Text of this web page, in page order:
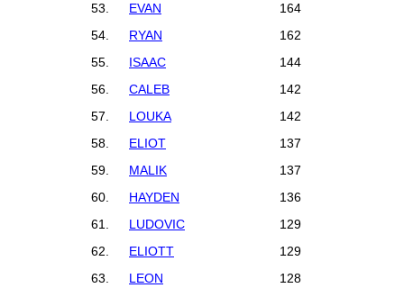
53.
EVAN
164
54.
RYAN
162
55.
ISAAC
144
56.
CALEB
142
57.
LOUKA
142
58.
ELIOT
137
59.
MALIK
137
60.
HAYDEN
136
61.
LUDOVIC
129
62.
ELIOTT
129
63.
LEON
128